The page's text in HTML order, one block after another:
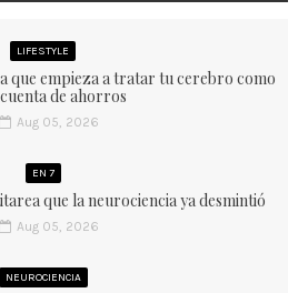
LIFESTYLE
que empieza a tratar tu cerebro como
de ahorros
Aug 05, 2026
EN 7
que la neurociencia ya desmintió
Aug 05, 2026
NEUROCIENCIA